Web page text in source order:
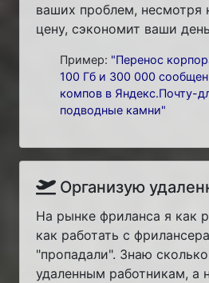
ваших проблем, несмотря
цену, сэкономит ваши
Пример: "Перенос
100 Гб и 300 000
компов в Яндекс.Почту-
подводные камни"
Организую
На рынке фриланса я как
как работать с
"пропадали". Знаю сколько
удаленным работникам, а